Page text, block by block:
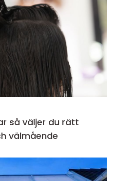
välmående